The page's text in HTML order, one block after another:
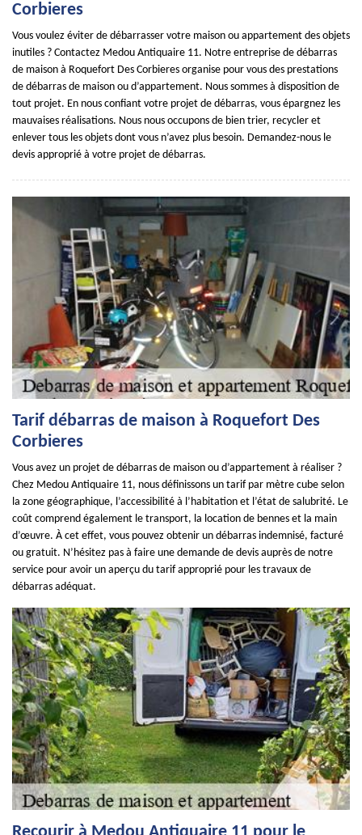
Corbieres
Vous voulez éviter de débarrasser votre maison ou appartement des objets
inutiles ? Contactez Medou Antiquaire 11. Notre entreprise de débarras
de maison à Roquefort Des Corbieres organise pour vous des prestations
de débarras de maison ou d’appartement. Nous sommes à disposition de
tout projet. En nous confiant votre projet de débarras, vous épargnez les
mauvaises réalisations. Nous nous occupons de bien trier, recycler et
enlever tous les objets dont vous n’avez plus besoin. Demandez-nous le
devis approprié à votre projet de débarras.
Tarif débarras de maison à Roquefort Des
Corbieres
Vous avez un projet de débarras de maison ou d’appartement à réaliser ?
Chez Medou Antiquaire 11, nous définissons un tarif par mètre cube selon
la zone géographique, l’accessibilité à l’habitation et l’état de salubrité. Le
coût comprend également le transport, la location de bennes et la main
d’œuvre. À cet effet, vous pouvez obtenir un débarras indemnisé, facturé
ou gratuit. N’hésitez pas à faire une demande de devis auprès de notre
service pour avoir un aperçu du tarif approprié pour les travaux de
débarras adéquat.